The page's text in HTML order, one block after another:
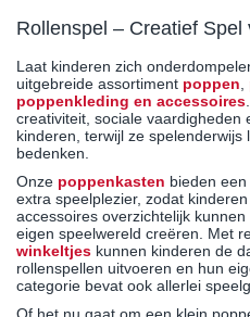
Rollenspel – Creatief Spel
Laat kinderen zich
uitgebreide assortiment poppen,
poppenkleding en accessoires
creativiteit, sociale vaardigheden
kinderen, terwijl ze
bedenken.
Onze poppenkasten bieden
extra speelplezier, zodat
accessoires overzichtelijk
eigen speelwereld creëren. Met
winkeltjes kunnen kinderen de
rollenspellen uitvoeren en hun
categorie bevat ook allerlei